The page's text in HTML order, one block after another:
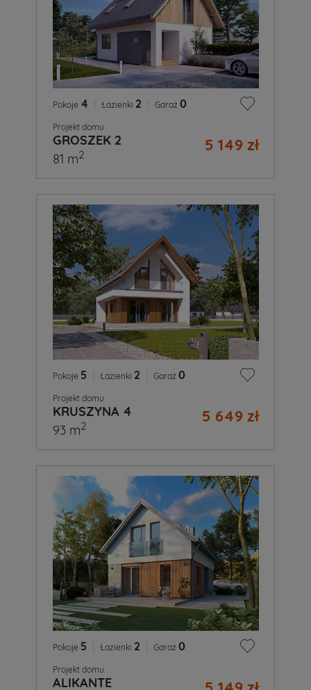
Pokoje 4 Łazienki 2 Garaż 0
Projekt domu
GROSZEK 2 5 149 zł
81 m2
Pokoje 5 Łazienki 2 Garaż 0
Projekt domu
KRUSZYNA 4 5 649 zł
93 m2
Pokoje 5 Łazienki 2 Garaż 0
Projekt domu
ALIKANTE